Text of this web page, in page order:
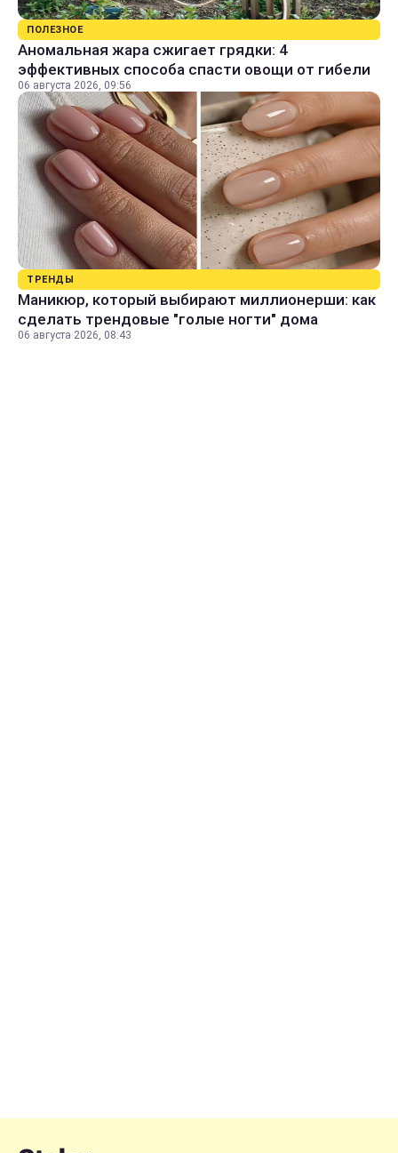
ПОЛЕЗНОЕ
Аномальная жара сжигает грядки: 4
эффективных способа спасти овощи от гибели
06 августа 2026, 09:56
ТРЕНДЫ
Маникюр, который выбирают миллионерши: как
сделать трендовые "голые ногти" дома
06 августа 2026, 08:43